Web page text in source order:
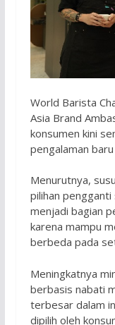
World Barista
Asia Brand
konsumen kini
pengalaman
Menurutnya,
pilihan
menjadi bagian
karena mampu
berbeda pada
Meningkatnya
berbasis nabati
terbesar dalam
dipilih oleh